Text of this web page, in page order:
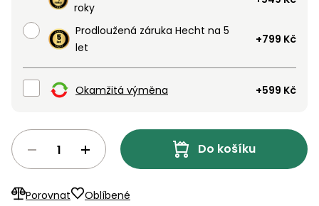
nářadí
Rozmetadla
a posypové
vozíky
Sněhové
frézy
Nabíječky
Topidla
a kladky
roky
Prodloužená záruka Hecht na 5
let
+799 Kč
Okamžitá výměna +599 Kč
Do košíku
Porovnat
Oblíbené